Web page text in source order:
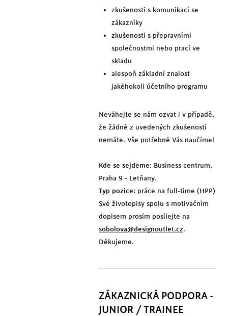
zkušenosti s komunikací se
zákazníky
zkušenosti s přepravními
společnostmi nebo prací ve
skladu
alespoň základní znalost
jakéhokoli účetního programu
Neváhejte se nám ozvat i v případě,
že žádné z uvedených zkušeností
nemáte. Vše potřebné Vás naučíme!
Kde se sejdeme: Business centrum,
Praha 9 - Letňany.
Typ pozice: práce na full-time (HPP)
Své životopisy spolu s motivačním
dopisem prosím posílejte na
sobolova@designoutlet.cz.
Děkujeme.
ZÁKAZNICKÁ PODPORA -
JUNIOR / TRAINEE